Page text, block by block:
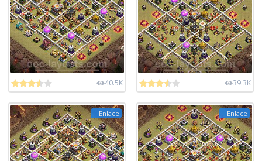
40.5K 39.3K
+ Enlace + Enlace